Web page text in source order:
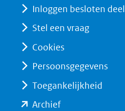
venster)
een
andere
Inloggen besloten deel
Stel een vraag
Cookies
Persoonsgegevens
Toegankelijkheid
Archief(opent